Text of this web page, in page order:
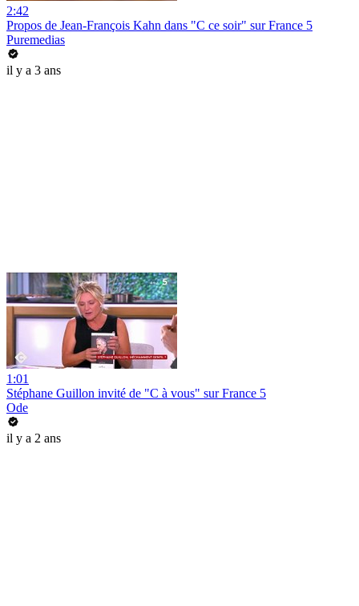
2:42
Propos de Jean-François Kahn dans "C ce soir" sur France 5
Puremedias
il y a 3 ans
1:01
Stéphane Guillon invité de "C à vous" sur France 5
Ode
il y a 2 ans